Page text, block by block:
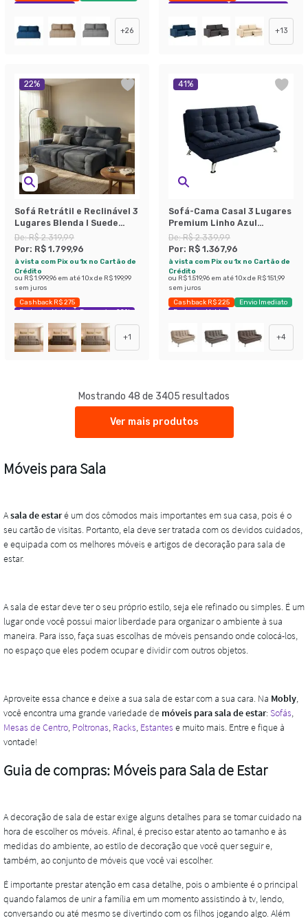
Exclusivo Mobly
+26
Exclusivo Mobly Economize 46%
+13
22%
Sofá Retrátil e Reclinável 3
Lugares Blenda I Suede
Grafite
De:R$ 2.319,99
Por: R$ 1.799,96
à vista com Pix ou 1x no Cartão de
Crédito
ou R$ 1.999,96 em até10x de R$ 199,99
sem juros
Cashback R$ 275
Exclusivo Mobly
Economize 22%
+1
41%
Sofá-Cama Casal 3 Lugares
Premium Linho Azul
Marinho
De:R$ 2.339,99
Por: R$ 1.367,96
à vista com Pix ou 1x no Cartão de
Crédito
ou R$ 1.519,96 em até10x de R$ 151,99
sem juros
Cashback R$ 225
Envio Imediato
Exclusivo Mobly
+4
Mostrando 48 de 3405 resultados
Ver mais produtos